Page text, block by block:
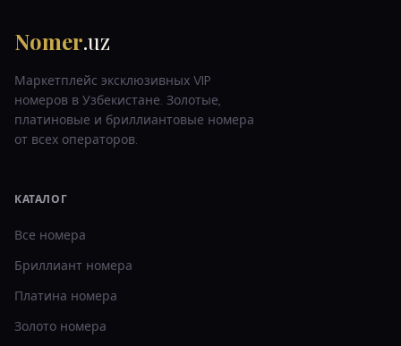
Nomer.uz
Маркетплейс эксклюзивных VIP
номеров в Узбекистане. Золотые,
платиновые и бриллиантовые номера
от всех операторов.
КАТАЛОГ
Все номера
Бриллиант номера
Платина номера
Золото номера